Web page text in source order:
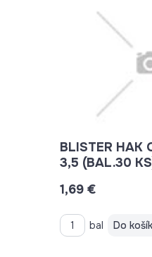
BLISTER HAK
3,5 (BAL.30
1,69 €
bal Do